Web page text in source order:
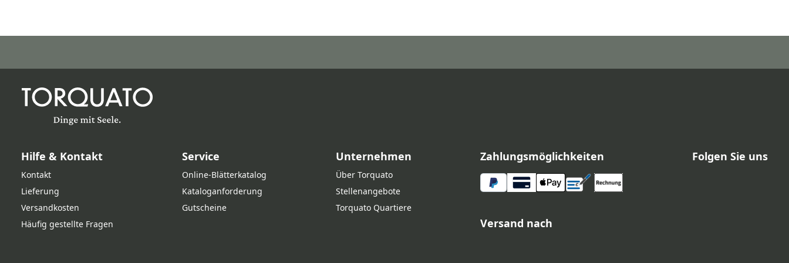
Hilfe & Kontakt
Kontakt
Lieferung
Versandkosten
Häufig gestellte Fragen
Service
Online‑Blätterkatalog
Kataloganforderung
Gutscheine
Unternehmen
Über Torquato
Stellenangebote
Torquato Quartiere
Zahlungsmöglichkeiten
Versand nach
Folgen Sie uns